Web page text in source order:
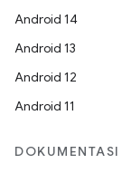
Android 14
Android 13
Android 12
Android 11